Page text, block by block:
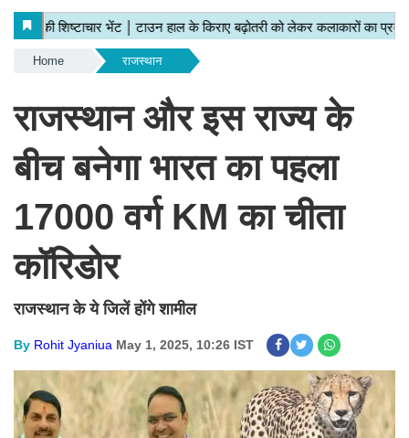
Home राजस्थान
राजस्थान और इस राज्य के
बीच बनेगा भारत का पहला
17000 वर्ग KM का चीता
कॉरिडोर
राजस्थान के ये जिलें होंगे शामील
By Rohit Jyaniua May 1, 2025, 10:26 IST